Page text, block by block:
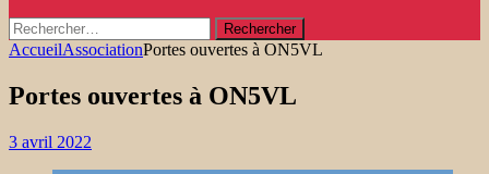
Rechercher :
AccueilAssociationPortes ouvertes à ON5VL
Portes ouvertes à ON5VL
3 avril 2022